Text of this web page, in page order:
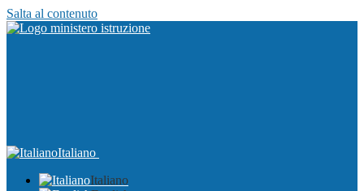
Salta al contenuto
Italiano
Italiano